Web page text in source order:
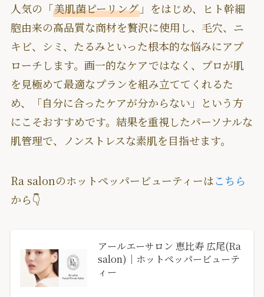
人気の「美肌菌ピーリング」をはじめ、ヒト幹細
胞由来の高品質な商材を贅沢に使用し、毛穴、ニ
キビ、シミ、たるみといった根本的な悩みにアプ
ローチします。画一的なケアではなく、プロが肌
を見極めて最適なプランを組み立ててくれるた
め、「自分に合ったケアが分からない」という方
にこそおすすめです。結果を重視したパーソナルな
肌管理で、ノンストレスな素肌を目指せます。
Ra salonのホットペッパービューティーはこちら
から👇
アールエーサロン 恵比寿 広尾(Ra
salon)｜ホットペッパービューテ
ィー